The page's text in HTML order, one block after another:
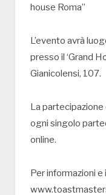
house Roma”
L’evento avrà
presso il ‘Grand
Gianicolensi, 107.
La
ogni singolo
online.
Per informazioni